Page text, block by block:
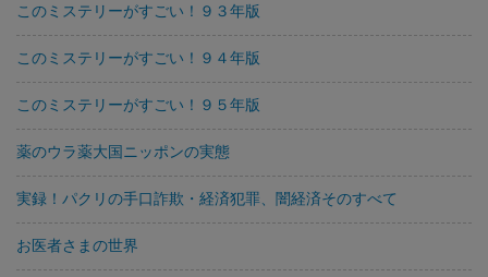
このミステリーがすごい！９３年版
このミステリーがすごい！９４年版
このミステリーがすごい！９５年版
薬のウラ薬大国ニッポンの実態
実録！パクリの手口詐欺・経済犯罪、闇経済そのすべて
お医者さまの世界